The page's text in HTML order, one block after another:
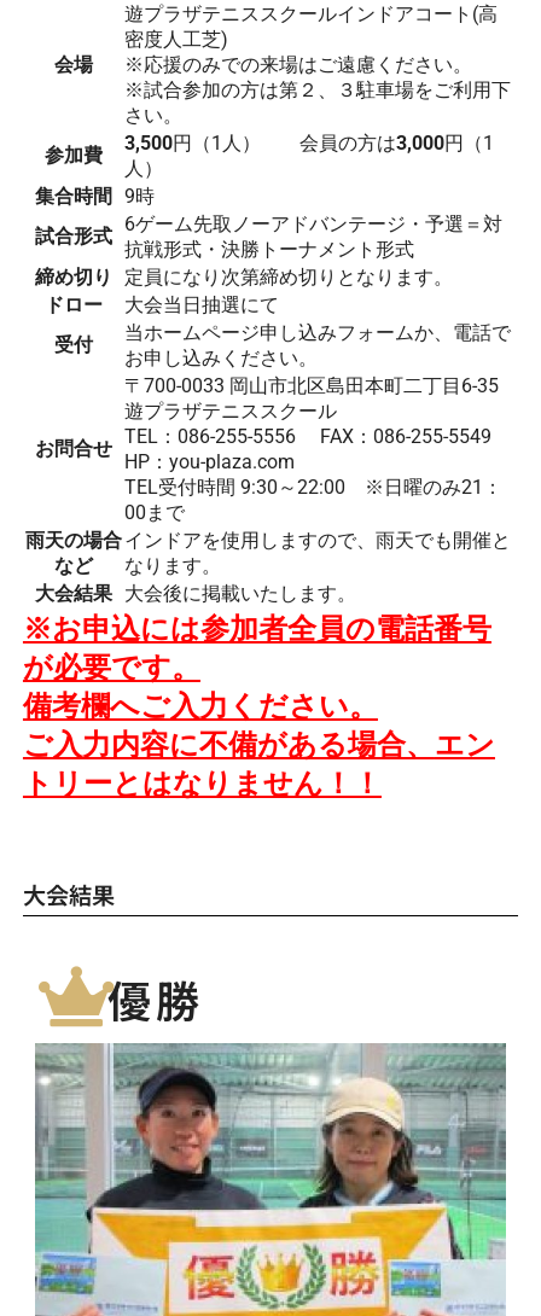
会場
遊プラザテニススクールインドアコート(高
密度人工芝)
※応援のみでの来場はご遠慮ください。
※試合参加の方は第２、３駐車場をご利用下
さい。
参加費
3,500円（1人） 会員の方は3,000円（1
人）
集合時間
9時
試合形式
6ゲーム先取ノーアドバンテージ・予選＝対
抗戦形式・決勝トーナメント形式
締め切り
定員になり次第締め切りとなります。
ドロー
大会当日抽選にて
受付
当ホームページ申し込みフォームか、電話で
お申し込みください。
お問合せ
〒700-0033 岡山市北区島田本町二丁目6-35
遊プラザテニススクール
TEL：086-255-5556 FAX：086-255-5549
HP：you-plaza.com
TEL受付時間 9:30～22:00 ※日曜のみ21：
00まで
雨天の場合
など
インドアを使用しますので、雨天でも開催と
なります。
大会結果 大会後に掲載いたします。
※お申込には参加者全員の電話番号
が必要です。
備考欄へご入力ください。
ご入力内容に不備がある場合、 エン
トリーとはなりません！！
大会結果
優勝